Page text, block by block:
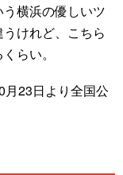
横浜の優しいツ
けれど、こちら
らい。
月23日より全国公